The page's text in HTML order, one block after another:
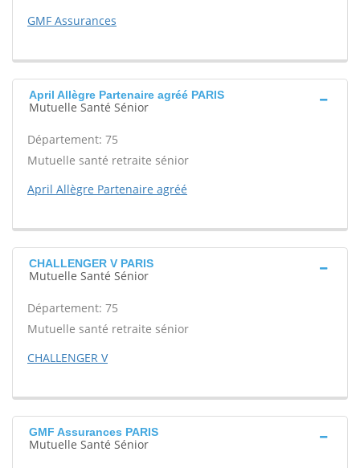
GMF Assurances
April Allègre Partenaire agréé PARIS
Mutuelle Santé Sénior
Département: 75
Mutuelle santé retraite sénior
April Allègre Partenaire agréé
CHALLENGER V PARIS
Mutuelle Santé Sénior
Département: 75
Mutuelle santé retraite sénior
CHALLENGER V
GMF Assurances PARIS
Mutuelle Santé Sénior